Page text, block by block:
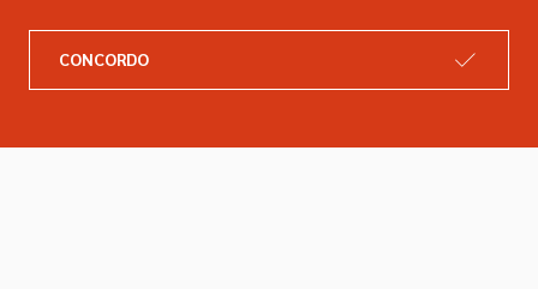
Catálogo
CONCORDO